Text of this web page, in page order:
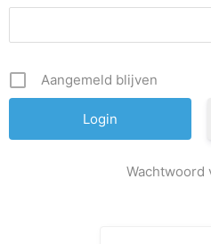
Aangemeld blijven
Wachtwoord